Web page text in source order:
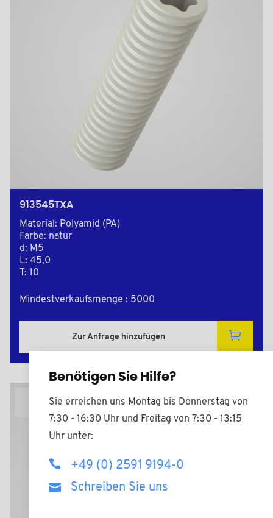
913545TXA
Material: Polyamid (PA)
Farbe: natur
d: M5
L: 45,0
T: 10
Mindestverkaufsmenge : 5000
Zur Anfrage hinzufügen
2D Zeichnungen
Benötigen Sie Hilfe?
Sie erreichen uns Montag bis Donnerstag von
7:30 - 16:30 Uhr und Freitag von 7:30 - 13:15
Uhr unter:
+49 (0) 2591 9194-0
Schreiben Sie uns